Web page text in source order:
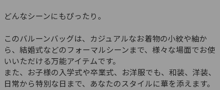
どんなシーンにもぴったり。
このバルーンバッグは、カジュアルなお着物の小紋や紬か
ら、結婚式などのフォーマルシーンまで、様々な場面でお使
いいただける万能アイテムです。
また、お子様の入学式や卒業式、お洋服でも、和装、洋装、
日常から特別な日まで、あなたのスタイルに華を添えます。